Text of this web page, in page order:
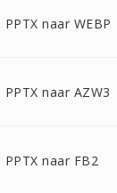
PPTX naar WEBP
PPTX naar AZW3
PPTX naar FB2